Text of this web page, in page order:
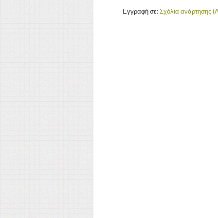
Εγγραφή σε:Σχόλια ανάρτησης